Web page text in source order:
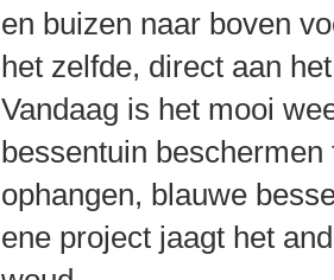
en buizen naar boven
het zelfde, direct aan
Vandaag is het mooi
bessentuin
ophangen, blauwe
ene project jaagt het